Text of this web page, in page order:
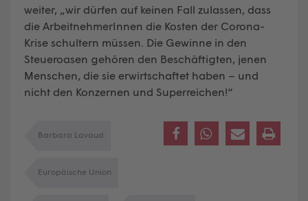
weiter, „wir dürfen auf keinen Fall zulassen, dass
die ArbeitnehmerInnen die Kosten der Corona-
Krise schultern müssen. Die Gewinne in den
Steueroasen gehören den Beschäftigten, jenen
Menschen, die sie erwirtschaftet haben – und
nicht den Konzernen und Superreichen!“
Barbara Lavaud
Europäische Union